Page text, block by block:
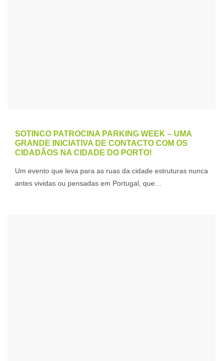
SOTINCO PATROCINA PARKING WEEK – UMA
GRANDE INICIATIVA DE CONTACTO COM OS
CIDADÃOS NA CIDADE DO PORTO!
Um evento que leva para as ruas da cidade estruturas nunca
antes vividas ou pensadas em Portugal, que…